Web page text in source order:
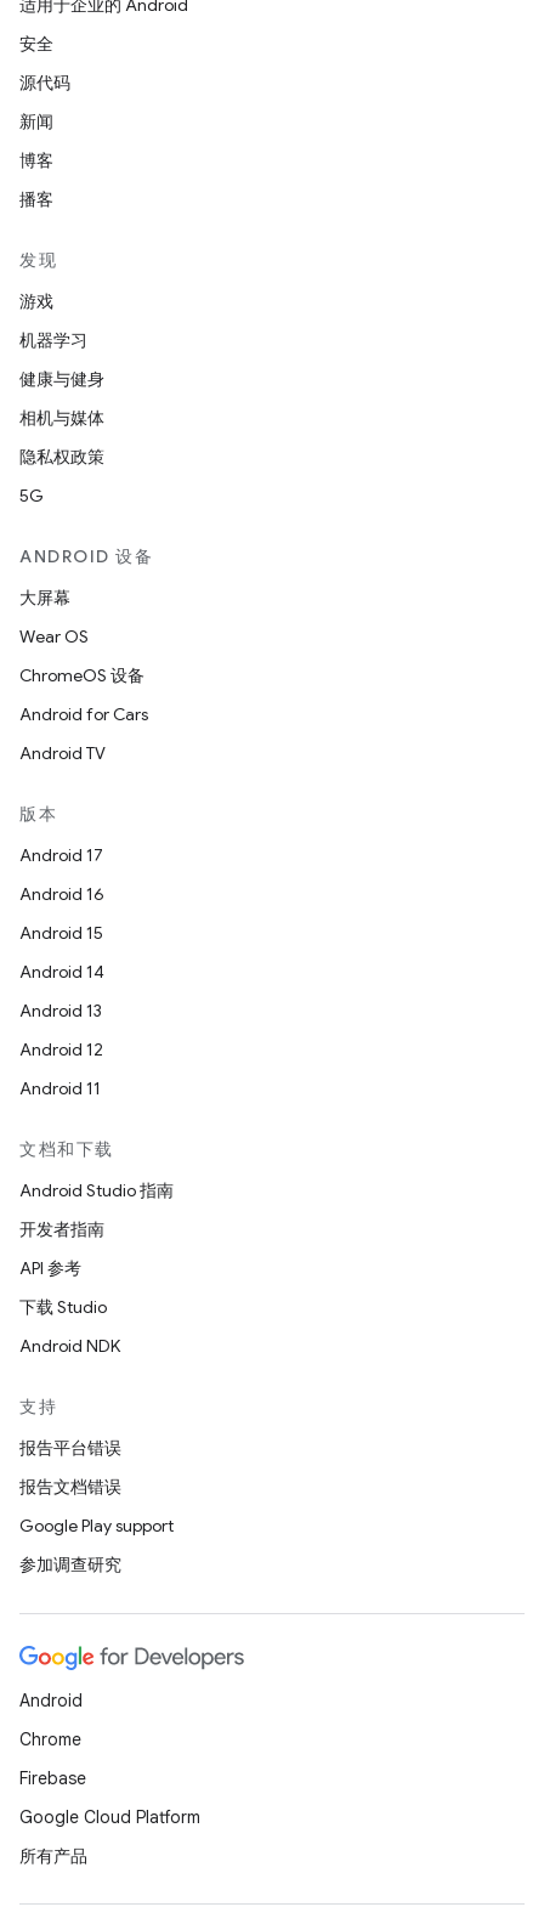
适用于企业的 Android
安全
源代码
新闻
博客
播客
发现
游戏
机器学习
健康与健身
相机与媒体
隐私权政策
5G
ANDROID 设备
大屏幕
Wear OS
ChromeOS 设备
Android for Cars
Android TV
版本
Android 17
Android 16
Android 15
Android 14
Android 13
Android 12
Android 11
文档和下载
Android Studio 指南
开发者指南
API 参考
下载 Studio
Android NDK
支持
报告平台错误
报告文档错误
Google Play support
参加调查研究
Android
Chrome
Firebase
Google Cloud Platform
所有产品